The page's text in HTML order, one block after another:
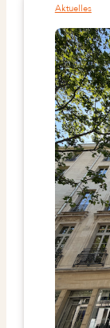
Aktuelles